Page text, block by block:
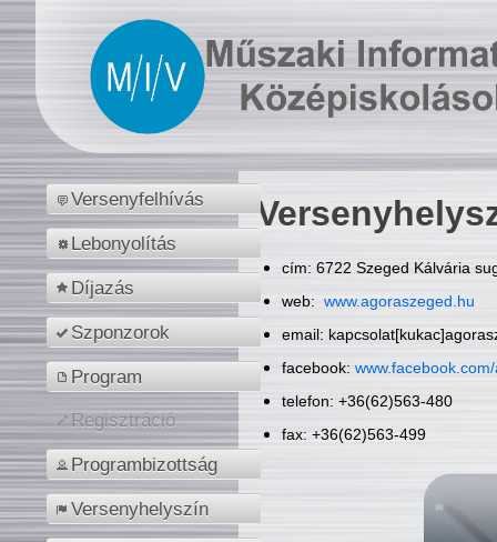
Versenyfelhívás
Lebonyolítás
Díjazás
Szponzorok
Program
Regisztráció
Programbizottság
Versenyhelyszín
cím: 6722 Szeged Kálvária
web: www.agoraszeged.hu
email:
facebook:
telefon: +36(62)563-480
fax: +36(62)563-499